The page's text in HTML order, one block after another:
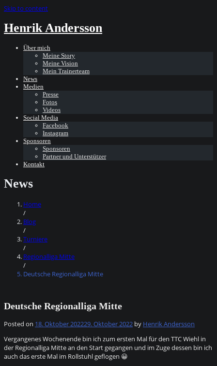
Skip to content
Henrik Andersson
Über mich
Meine Story
Meine Vision
Mein Trainerteam
News
Medien
Presse
Fotos
Videos
Social Media
Facebook
Instagram
Sponsoren
Sponsoren
Partner und Unterstützer
Kontakt
News
Home
/
Blog
/
Turniere
/
Regionalliga Mitte
/
Deutsche Regionalliga Mitte
Deutsche Regionalliga Mitte
Posted on 18. Oktober 202229. Oktober 2022 by Henrik Andersson
Vergangenes Wochenende bin ich zum ersten Mal für den TTC Wiehl in
der Regionalliga Mitte an den Start gegangen und im Zuge dessen bin ich
auch das erste Mal im Rollstuhl geflogen 😀